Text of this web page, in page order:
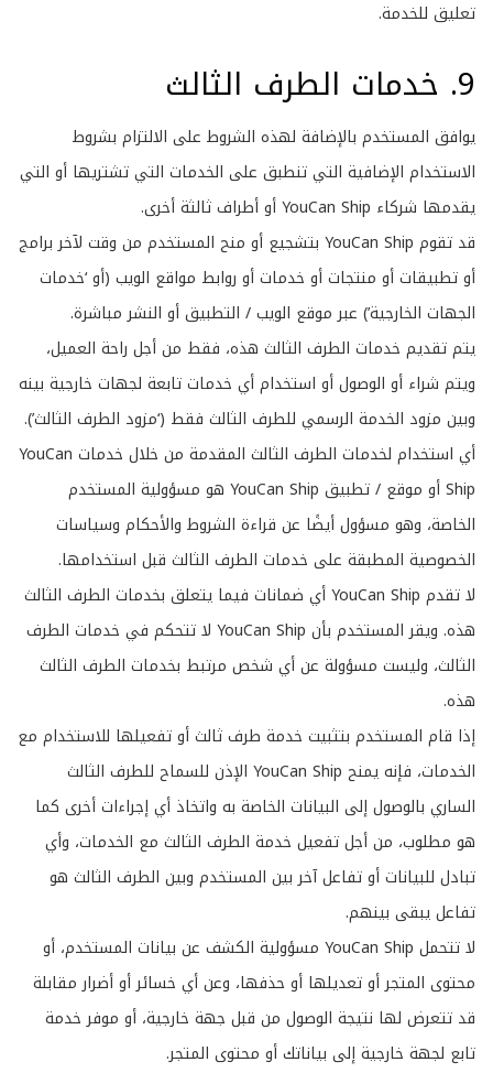
تعليق للخدمة.
9. خدمات الطرف الثالث
يوافق المستخدم بالإضافة لهذه الشروط على الالتزام بشروط
الاستخدام الإضافية التي تنطبق على الخدمات التي تشتريها أو التي
يقدمها شركاء YouCan Ship أو أطراف ثالثة أخرى.
قد تقوم YouCan Ship بتشجيع أو منح المستخدم من وقت لآخر برامج
أو تطبيقات أو منتجات أو خدمات أو روابط مواقع الويب (أو ‘خدمات
الجهات الخارجية’) عبر موقع الويب / التطبيق أو النشر مباشرة.
يتم تقديم خدمات الطرف الثالث هذه، فقط من أجل راحة العميل،
ويتم شراء أو الوصول أو استخدام أي خدمات تابعة لجهات خارجية بينه
وبين مزود الخدمة الرسمي للطرف الثالث فقط (‘مزود الطرف الثالث’).
أي استخدام لخدمات الطرف الثالث المقدمة من خلال خدمات YouCan
Ship أو موقع / تطبيق YouCan Ship هو مسؤولية المستخدم
الخاصة، وهو مسؤول أيضًا عن قراءة الشروط والأحكام وسياسات
الخصوصية المطبقة على خدمات الطرف الثالث قبل استخدامها.
لا تقدم YouCan Ship أي ضمانات فيما يتعلق بخدمات الطرف الثالث
هذه. ويقر المستخدم بأن YouCan Ship لا تتحكم في خدمات الطرف
الثالث، وليست مسؤولة عن أي شخص مرتبط بخدمات الطرف الثالث
هذه.
إذا قام المستخدم بتثبيت خدمة طرف ثالث أو تفعيلها للاستخدام مع
الخدمات، فإنه يمنح YouCan Ship الإذن للسماح للطرف الثالث
الساري بالوصول إلى البيانات الخاصة به واتخاذ أي إجراءات أخرى كما
هو مطلوب، من أجل تفعيل خدمة الطرف الثالث مع الخدمات، وأي
تبادل للبيانات أو تفاعل آخر بين المستخدم وبين الطرف الثالث هو
تفاعل يبقى بينهم.
لا تتحمل YouCan Ship مسؤولية الكشف عن بيانات المستخدم، أو
محتوى المتجر أو تعديلها أو حذفها، وعن أي خسائر أو أضرار مقابلة
قد تتعرض لها نتيجة الوصول من قبل جهة خارجية، أو موفر خدمة
تابع لجهة خارجية إلى بياناتك أو محتوى المتجر.